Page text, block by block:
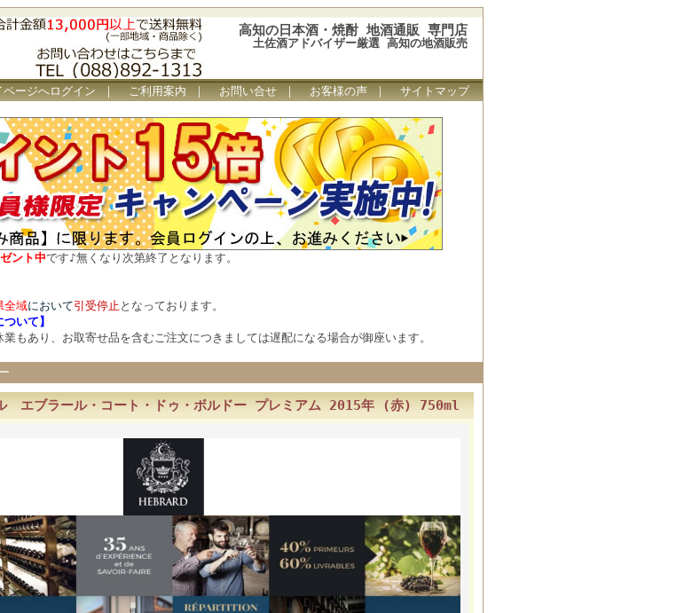
高知の日本酒・焼酎 地酒通販 専門店
土佐酒アドバイザー厳選 高知の地酒販売
ページへログイン ｜ ご利用案内 ｜ お問い合せ ｜ お客様の声 ｜
サイトマップ
ント中です♪無くなり次第終了となります。
全域において引受停止 となっております。
ついて】
もあり、お取寄せ品を含むご注文につきましては遅配になる場合が御座います。
エブラール・コート・ドゥ・ボルドー プレミアム 2015年 (赤) 750ml